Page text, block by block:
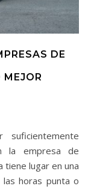
DE
la empresa de
tiene lugar en una
horas punta o